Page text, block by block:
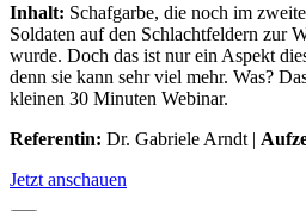
Inhalt: Schafgarbe, die noch im
Soldaten auf den Schlachtfeldern zur
wurde. Doch das ist nur ein Aspekt
denn sie kann sehr viel mehr. Was?
kleinen 30 Minuten Webinar.
Referentin: Dr. Gabriele Arndt |
Jetzt anschauen